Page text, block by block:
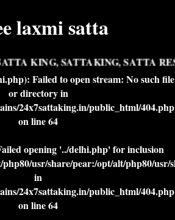
laxmi satta
KING, SATTAKING, SATTA
Failed to open stream: No such file
or directory in
24x7sattaking.in/public_html/404.php
on line64
opening '../delhi.php' for inclusion
usr/share/pear:/opt/alt/php80/
in
24x7sattaking.in/public_html/404.php
on line64